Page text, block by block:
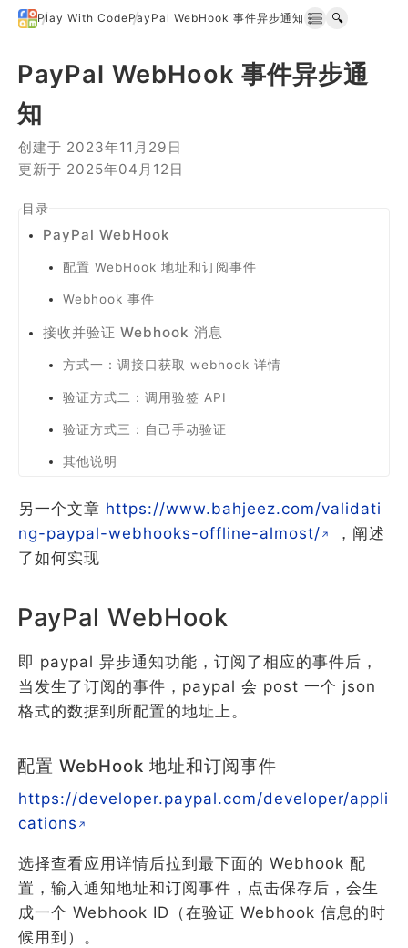
PayPal WebHook 事件异步通知 🔍
PayPal WebHook 事件异步通
知
创建于 2023年11月29日
更新于 2025年04月12日
PayPal WebHook
配置 WebHook 地址和订阅事件
Webhook 事件
接收并验证 Webhook 消息
方式一：调接口获取 webhook 详情
验证方式二：调用验签 API
验证方式三：自己手动验证
其他说明
另一个文章 https://www.bahjeez.com/validati
ng-paypal-webhooks-offline-almost/
，阐述
了如何实现
PayPal WebHook
即 paypal 异步通知功能，订阅了相应的事件后，
当发生了订阅的事件，paypal 会 post 一个 json
格式的数据到所配置的地址上。
配置 WebHook 地址和订阅事件
https://developer.paypal.com/developer/appli
cations
选择查看应用详情后拉到最下面的 Webhook 配
置，输入通知地址和订阅事件，点击保存后，会生
成一个 Webhook ID（在验证 Webhook 信息的时
候用到）。